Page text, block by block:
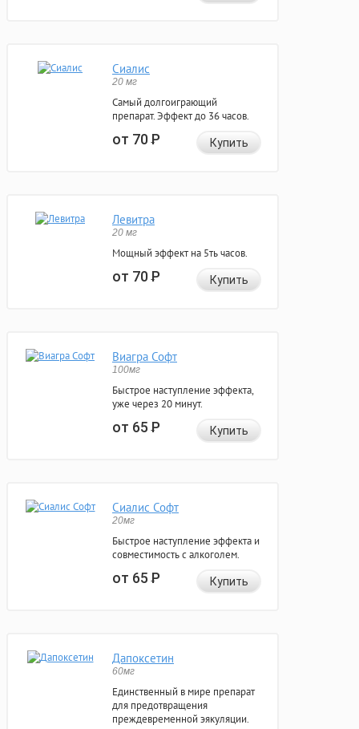
Сиалис
20 мг
Самый долгоиграющий
препарат. Эффект до 36 часов.
от 70Р Купить
Левитра
20 мг
Мощный эффект на 5ть часов.
от 70Р Купить
Виагра Софт
100мг
Быстрое наступление эффекта,
уже через 20 минут.
от 65Р Купить
Сиалис Софт
20мг
Быстрое наступление эффекта и
совместимость с алкоголем.
от 65Р Купить
Дапоксетин
60мг
Единственный в мире препарат
для предотвращения
преждевременной эякуляции.